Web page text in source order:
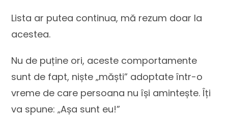
Lista ar putea continua, mă rezum doar la
acestea.
Nu de puține ori, aceste comportamente
sunt de fapt, niște „măști” adoptate într-o
vreme de care persoana nu își amintește. Îți
va spune: „Așa sunt eu!”